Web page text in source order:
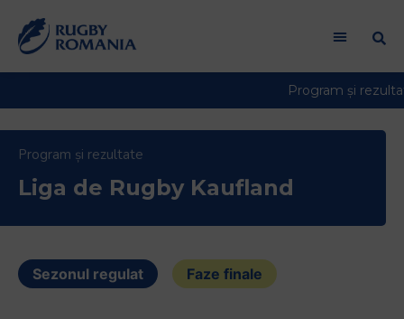
in
reader.
the
One
Program și rezultate
Liga de Rugby Kaufland
Sezonul regulat Faze finale